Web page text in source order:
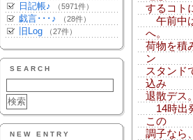
日記帳♪ （5971件）
戯言･･･♪ （28件）
旧Log （27件）
SEARCH
NEW ENTRY
するコト
午前中
へ。
荷物を積
ン
スタンド
込み
退散デス
14時出
この
調子なら